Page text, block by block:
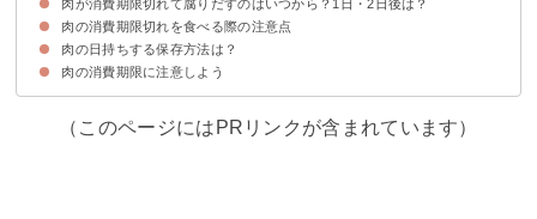
肉の種類別だと鶏肉が傷みやすい
肉の状態別だとひき肉が傷みやすい
肉が消費期限切れて腐りだすのはいつから？1日・2日後は？
①消費期限が切れて1日～2日後
②消費期限が切れて3日～4日後
③消費期限が切れて1週間後
④消費期限が切れて10日以上
肉の消費期限切れを食べる際の注意点
肉をよく加熱する
食中毒になったらすぐ病院へ
肉の日持ちする保存方法は？
①冷蔵保存する場合
②冷凍保存する場合
冷凍肉の解凍方法・使い方
肉の消費期限に注意しよう
（このページにはPRリンクが含まれています）